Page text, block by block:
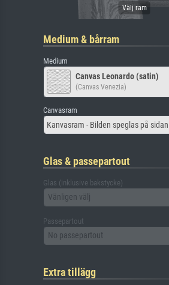
Medium & bårram
Medium
Canvas Leonardo (satin)
(Canvas Venezia)
Canvasram
Kanvasram - Bilden speglas på sidan
Glas & passepartout
Glas (inklusive bakstycke)
Vänligen välj
Passepartout
No passepartout
Extra tillägg